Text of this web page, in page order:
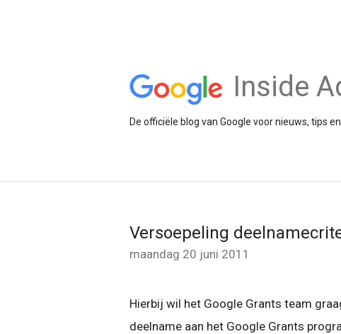
Inside
De officiële blog van Google voor nieuws, tips
Versoepeling
maandag 20 juni 2011
Hierbij wil het Google Grants team
deelname aan het Google Grants